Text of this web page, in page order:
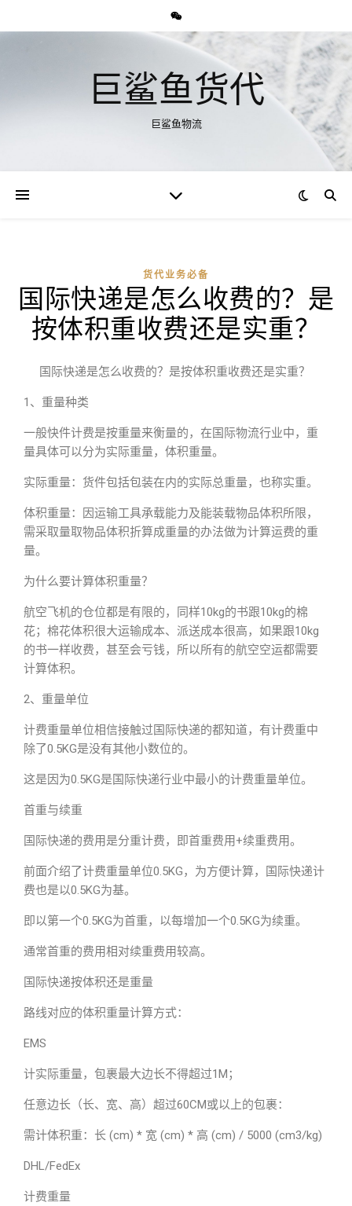
巨鲨鱼货代
巨鲨鱼物流
货代业务必备
国际快递是怎么收费的？是
按体积重收费还是实重？
国际快递是怎么收费的？是按体积重收费还是实重？
1、重量种类
一般快件计费是按重量来衡量的，在国际物流行业中，重
量具体可以分为实际重量，体积重量。
实际重量：货件包括包装在内的实际总重量，也称实重。
体积重量：因运输工具承载能力及能装载物品体积所限，
需采取量取物品体积折算成重量的办法做为计算运费的重
量。
为什么要计算体积重量？
航空飞机的仓位都是有限的，同样10kg的书跟10kg的棉
花；棉花体积很大运输成本、派送成本很高，如果跟10kg
的书一样收费，甚至会亏钱，所以所有的航空空运都需要
计算体积。
2、重量单位
计费重量单位相信接触过国际快递的都知道，有计费重中
除了0.5KG是没有其他小数位的。
这是因为0.5KG是国际快递行业中最小的计费重量单位。
首重与续重
国际快递的费用是分重计费，即首重费用+续重费用。
前面介绍了计费重量单位0.5KG，为方便计算，国际快递计
费也是以0.5KG为基。
即以第一个0.5KG为首重，以每增加一个0.5KG为续重。
通常首重的费用相对续重费用较高。
国际快递按体积还是重量
路线对应的体积重量计算方式：
EMS
计实际重量，包裹最大边长不得超过1M；
任意边长（长、宽、高）超过60CM或以上的包裹：
需计体积重：长 (cm) * 宽 (cm) * 高 (cm) / 5000 (cm3/kg)
DHL/FedEx
计费重量